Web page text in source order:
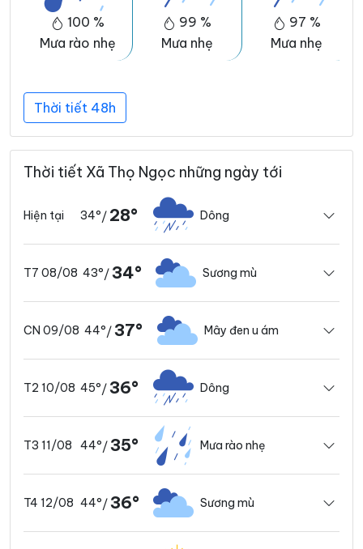
100 %
Mưa rào nhẹ
99 %
Mưa nhẹ
97 %
Mưa nhẹ
Thời tiết 48h
Thời tiết Xã Thọ Ngọc những ngày tới
Hiện tại 34°/ 28° Dông
T7 08/08 43°/ 34° Sương mù
CN 09/08 44°/ 37° Mây đen u ám
T2 10/08 45°/ 36° Dông
T3 11/08 44°/ 35° Mưa rào nhẹ
T4 12/08 44°/ 36° Sương mù